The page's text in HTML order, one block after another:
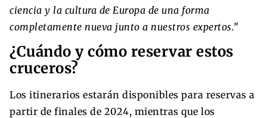
ciencia y la cultura de Europa de una forma
completamente nueva junto a nuestros expertos.”
¿Cuándo y cómo reservar estos
cruceros?
Los itinerarios estarán disponibles para reservas a
partir de finales de 2024, mientras que los